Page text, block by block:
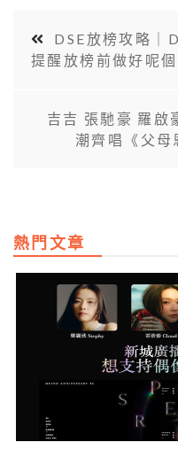
DSE放榜攻略｜
提醒放榜前做好呢
吉吉 張馳豪 羅啟
潮齊唱《父
熱門文章